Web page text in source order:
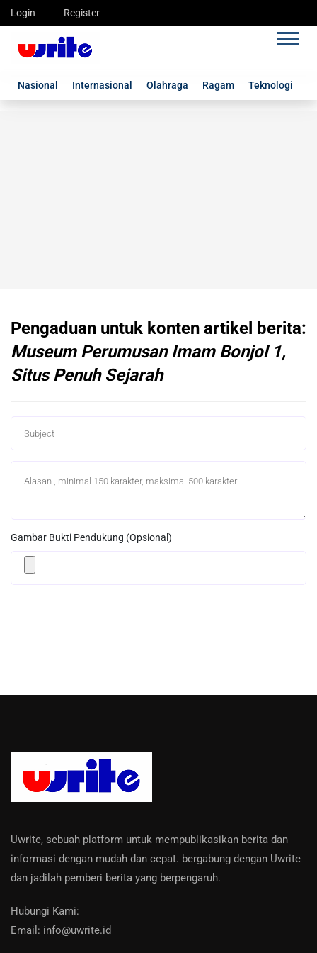
Login Register
Nasional Internasional Olahraga Ragam Teknologi
Pengaduan untuk konten artikel berita:
Museum Perumusan Imam Bonjol 1,
Situs Penuh Sejarah
Gambar Bukti Pendukung (Opsional)
Uwrite, sebuah platform untuk mempublikasikan berita dan
informasi dengan mudah dan cepat. bergabung dengan Uwrite
dan jadilah pemberi berita yang berpengaruh.
Hubungi Kami:
Email: info@uwrite.id